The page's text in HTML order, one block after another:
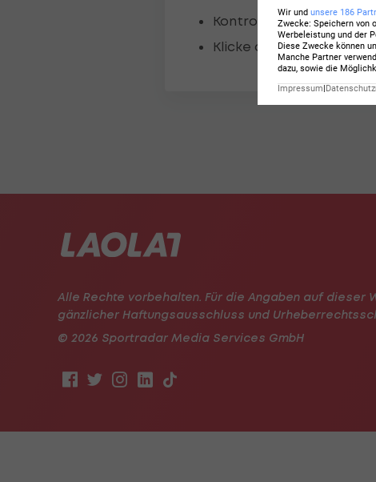
Kontrolliere, ob du die
Klicke den Zurück-Button
Alle Rechte vorbehalten. Für die Angaben auf dieser
gänzlicher Haftungsausschluss und
© 2026 Sportradar Media Services GmbH
Wir und unsere 186
Zwecke: Speichern von
Werbeleistung und der
Diese Zwecke können
Manche Partner
dazu, sowie die
Impressum|